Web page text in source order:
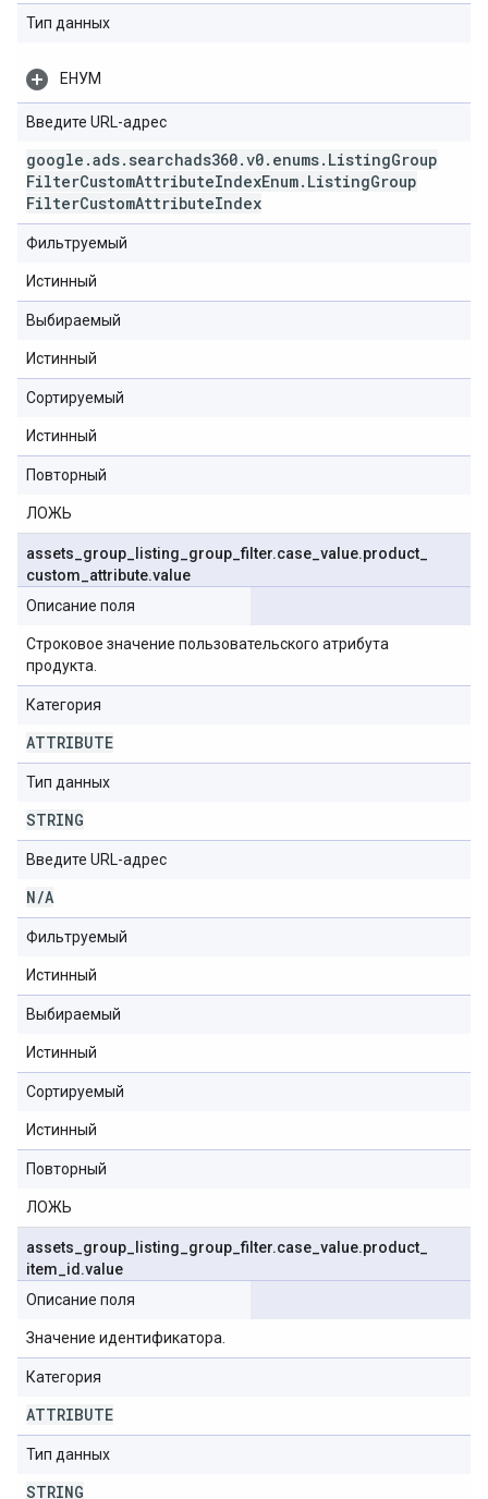
Тип данных
ЕНУМ
Введите URL-адрес
google .ads. searchads360.v0. enums. ListingGroup
FilterCustomAttributeIndexEnum. ListingGroup
FilterCustomAttributeIndex
Фильтруемый
Истинный
Выбираемый
Истинный
Сортируемый
Истинный
Повторный
ЛОЖЬ
assets group listing group _filter.case value.product
custom
attribute.value
Описание поля
Строковое значение пользовательского атрибута
продукта.
Категория
ATTRIBUTE
Тип данных
STRING
Введите URL-адрес
N/A
Фильтруемый
Истинный
Выбираемый
Истинный
Сортируемый
Истинный
Повторный
ЛОЖЬ
assets group listing group _filter.case value.product
item
id .value
Описание поля
Значение идентификатора.
Категория
ATTRIBUTE
Тип данных
STRING